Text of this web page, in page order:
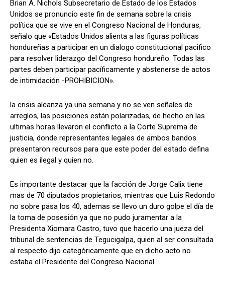
Comparta
Facebook
Síganos
Comparta
Facebook
Síganos
Brian A. Nichols Subsecretario de Estado de los Estados
Unidos se pronuncio este fin de semana sobre la crisis
política que se vive en el Congreso Nacional de Honduras,
señalo que «Estados Unidos alienta a las figuras políticas
hondureñas a participar en un dialogo constitucional pacifico
para resolver liderazgo del Congreso hondureño. Todas las
partes deben participar pacíficamente y abstenerse de actos
de intimidación -PROHIBICION».
la crisis alcanza ya una semana y no se ven señales de
arreglos, las posiciones están polarizadas, de hecho en las
ultimas horas llevaron el conflicto a la Corte Suprema de
justicia, donde representantes legales de ambos bandos
presentaron recursos para que este poder del estado defina
quien es ilegal y quien no.
Es importante destacar que la facción de Jorge Calix tiene
mas de 70 diputados propietarios, mientras que Luis Redondo
no sobre pasa los 40, ademas se llevo un duro golpe el día de
la toma de posesión ya que no pudo juramentar a la
Presidenta Xiomara Castro, tuvo que hacerlo una jueza del
tribunal de sentencias de Tegucigalpa, quien al ser consultada
al respecto dijo categóricamente que en dicho acto no
estaba el Presidente del Congreso Nacional.